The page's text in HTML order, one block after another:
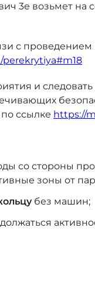
3е возьмет
с
perekrytiya#m18
и
ссылке https://
со стороны
зоны от
без машин;